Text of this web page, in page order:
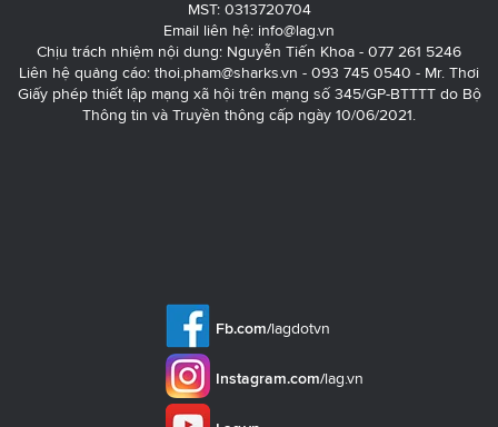
MST: 0313720704
Email liên hệ: info@lag.vn
Chịu trách nhiệm nội dung: Nguyễn Tiến Khoa - 077 261 5246
Liên hệ quảng cáo: thoi.pham@sharks.vn - 093 745 0540 - Mr. Thơi
Giấy phép thiết lập mạng xã hội trên mạng số 345/GP-BTTTT do Bộ
Thông tin và Truyền thông cấp ngày 10/06/2021.
Fb.com/lagdotvn
Instagram.com/lag.vn